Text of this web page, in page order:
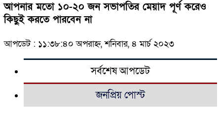
আপনার মতো ১০-২০ জন সভাপতির মেয়াদ পূর্ণ করেও
কিছুই করতে পারবেন না
আপডেট : ১১:৩৮:৪০ অপরাহ্ন, শনিবার, ৪ মার্চ ২০২৩
সর্বশেষ আপডেট
জনপ্রিয় পোস্ট